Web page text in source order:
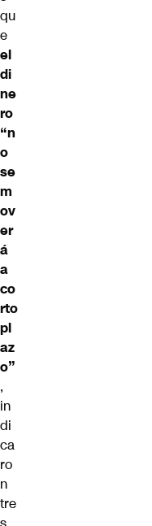
qu
e
el
di
ne
ro
“n
o
se
m
ov
er
á
a
co
rto
pl
az
o”
,
in
di
ca
ro
n
tre